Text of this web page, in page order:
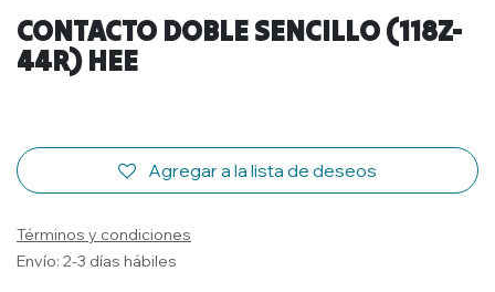
CONTACTO DOBLE SENCILLO (118Z-
44R) HEE
Agregar a la lista de deseos
Términos y condiciones
Envío: 2-3 días hábiles